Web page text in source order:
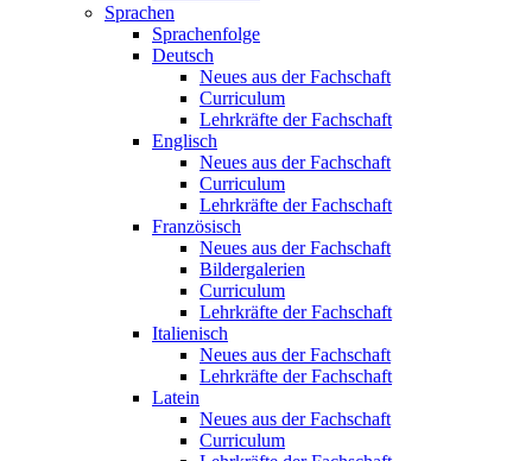
Sprachen
Sprachenfolge
Deutsch
Neues aus der Fachschaft
Curriculum
Lehrkräfte der Fachschaft
Englisch
Neues aus der Fachschaft
Curriculum
Lehrkräfte der Fachschaft
Französisch
Neues aus der Fachschaft
Bildergalerien
Curriculum
Lehrkräfte der Fachschaft
Italienisch
Neues aus der Fachschaft
Lehrkräfte der Fachschaft
Latein
Neues aus der Fachschaft
Curriculum